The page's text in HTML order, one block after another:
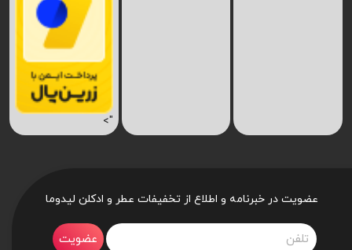
">
عضویت در خبرنامه و اطلاع از تخفیفات عطر و ادکلن لیدوما
عضویت